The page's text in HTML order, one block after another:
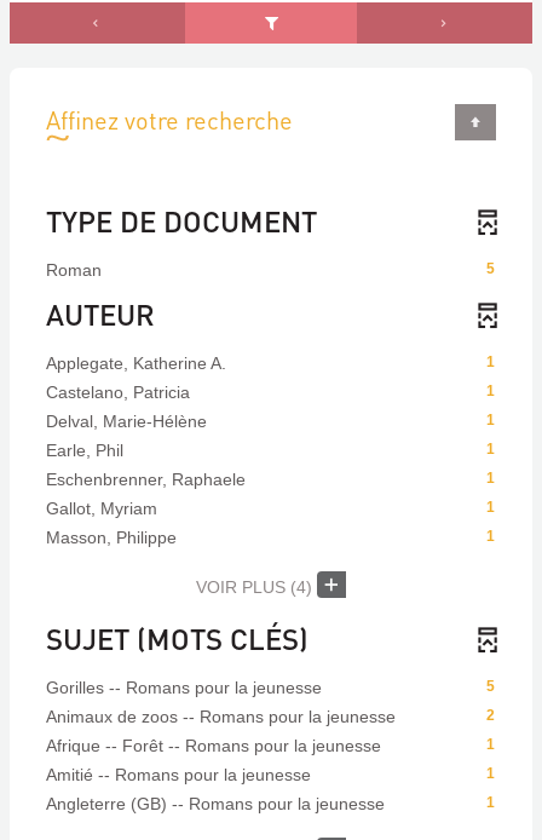
Affinez votre recherche
TYPE DE DOCUMENT
5
Roman
AUTEUR
1
Applegate, Katherine A.
1
Castelano, Patricia
1
Delval, Marie-Hélène
1
Earle, Phil
1
Eschenbrenner, Raphaele
1
Gallot, Myriam
1
Masson, Philippe
VOIR PLUS (4)
SUJET (MOTS CLÉS)
5
Gorilles -- Romans pour la jeunesse
2
Animaux de zoos -- Romans pour la jeunesse
1
Afrique -- Forêt -- Romans pour la jeunesse
1
Amitié -- Romans pour la jeunesse
1
Angleterre (GB) -- Romans pour la jeunesse